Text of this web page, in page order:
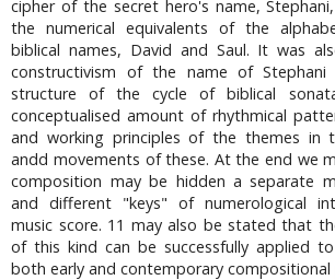
cipher of the secret hero's name,
the numerical equivalents of the
biblical names, David and Saul. It was
constructivism of the name of
structure of the cycle of biblical
conceptualised amount of rhythmical
and working principles of the themes in
andd movements of these. At the end we
composition may be hidden a separate
and different "keys" of numerological
music score. 11 may also be stated that
of this kind can be successfully applied
both early and contemporary compositional